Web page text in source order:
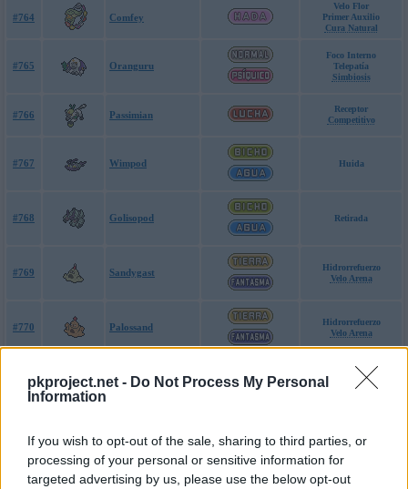
pkproject.net - Do Not Process My Personal
Information
If you wish to opt-out of the sale, sharing to third parties, or
processing of your personal or sensitive information for
targeted advertising by us, please use the below opt-out
#764 Comfey
Velo Flor
Primer Auxilio
Cura Natural
#765 Oranguru
Foco Interno
Telepatía
Simbiosis
#766 Passimian
Receptor
Competitivo
#767 Wimpod Huida
#768 Golisopod Retirada
#769 Sandygast
Hidrorrefuerzo
Velo Arena
#770 Palossand
Hidrorrefuerzo
Velo Arena
Pyukumuku
Revés
Ignorante
#773 Silvally Sistema Alfa